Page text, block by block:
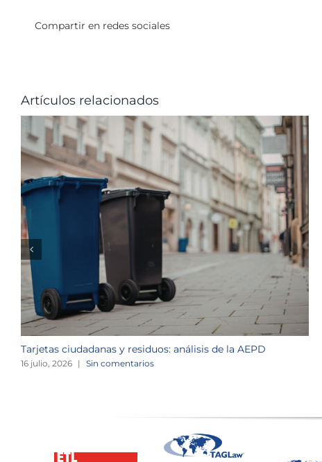
Compartir en redes sociales
Artículos relacionados
Tarjetas ciudadanas y residuos: análisis de la AEPD
16 julio, 2026 | Sin comentarios